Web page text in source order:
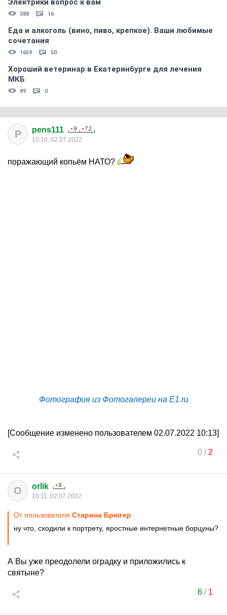
Электрики вопрос к вам
388 16
Еда и алкоголь (вино, пиво, крепкое). Ваши любимые
сочетания
1659 50
Хороший ветеринар в Екатеринбурге для лечения
МКБ
89 0
P pens111
10:10, 02.07.2022
поражающий копьём НАТО?
Фотография из Фотогалереи на E1.ru
[Сообщение изменено пользователем 02.07.2022 10:13]
0/ 2
O orlik
10:11, 02.07.2022
От пользователя Старина Брюгер
ну что, сходили к портрету, яростные интернетные борцуны?
А Вы уже преодолели оградку и приложились к
святыне?
6/ 1